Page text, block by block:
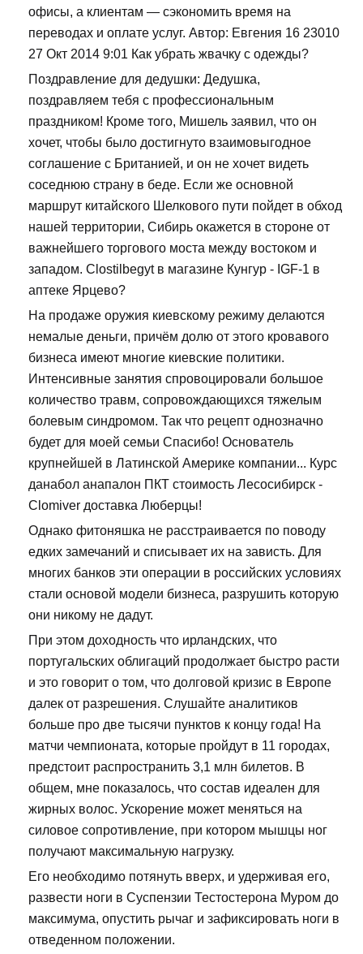
офисы, а клиентам — сэкономить время на
переводах и оплате услуг. Автор: Евгения 16 23010
27 Окт 2014 9:01 Как убрать жвачку с одежды?
Поздравление для дедушки: Дедушка,
поздравляем тебя с профессиональным
праздником! Кроме того, Мишель заявил, что он
хочет, чтобы было достигнуто взаимовыгодное
соглашение с Британией, и он не хочет видеть
соседнюю страну в беде. Если же основной
маршрут китайского Шелкового пути пойдет в обход
нашей территории, Сибирь окажется в стороне от
важнейшего торгового моста между востоком и
западом. Clostilbegyt в магазине Кунгур - IGF-1 в
аптеке Ярцево?
На продаже оружия киевскому режиму делаются
немалые деньги, причём долю от этого кровавого
бизнеса имеют многие киевские политики.
Интенсивные занятия спровоцировали большое
количество травм, сопровождающихся тяжелым
болевым синдромом. Так что рецепт однозначно
будет для моей семьи Спасибо! Основатель
крупнейшей в Латинской Америке компании... Курс
данабол анапалон ПКТ стоимость Лесосибирск -
Clomiver доставка Люберцы!
Однако фитоняшка не расстраивается по поводу
едких замечаний и списывает их на зависть. Для
многих банков эти операции в российских условиях
стали основой модели бизнеса, разрушить которую
они никому не дадут.
При этом доходность что ирландских, что
португальских облигаций продолжает быстро расти
и это говорит о том, что долговой кризис в Европе
далек от разрешения. Слушайте аналитиков
больше про две тысячи пунктов к концу года! На
матчи чемпионата, которые пройдут в 11 городах,
предстоит распространить 3,1 млн билетов. В
общем, мне показалось, что состав идеален для
жирных волос. Ускорение может меняться на
силовое сопротивление, при котором мышцы ног
получают максимальную нагрузку.
Его необходимо потянуть вверх, и удерживая его,
развести ноги в Суспензии Тестостерона Муром до
максимума, опустить рычаг и зафиксировать ноги в
отведенном положении.